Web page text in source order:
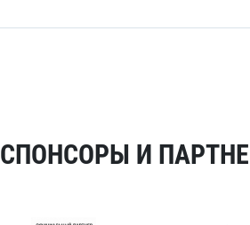
СПОНСОРЫ И